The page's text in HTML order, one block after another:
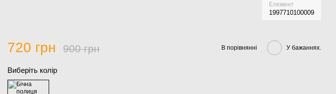
Елемент
1997710100009
720 грн 900 грн В порівнянні У бажаннях.
Виберіть колір